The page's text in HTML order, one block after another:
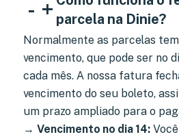
- + parcela na Dinie?
Normalmente as parcelas
vencimento, que pode ser no
cada mês. A nossa fatura
vencimento do seu boleto,
um prazo ampliado para o
→ Vencimento no dia 14: